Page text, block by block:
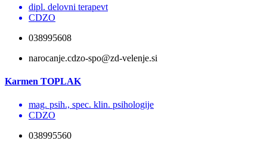
dipl. delovni terapevt
CDZO
038995608
narocanje.cdzo-spo@zd-velenje.si
Karmen TOPLAK
mag. psih., spec. klin. psihologije
CDZO
038995560